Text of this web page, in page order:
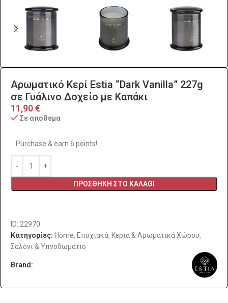
Αρωματικό Κερί Estia “Dark Vanilla” 227g
σε Γυάλινο Δοχείο με Καπάκι
11,90€
Σε απόθεμα
Purchase & earn 6 points!
ΠΡΟΣΘΉΚΗ ΣΤΟ ΚΑΛΆΘΙ
ID: 22970
Κατηγορίες: Home, Εποχιακά, Κεριά & Αρωματικά Χώρου,
Σαλόνι & Υπνοδωμάτιο
Brand: